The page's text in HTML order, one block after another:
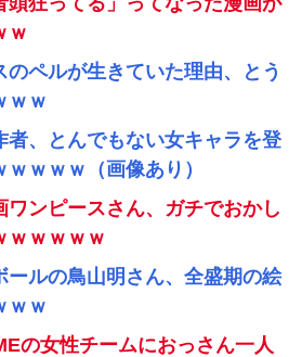
ｗ
のペルが生きていた理由、とう
ｗｗ
者、とんでもない女キャラを登
ｗｗｗ（画像あり）
ワンピースさん、ガチでおかし
ｗｗｗｗｗ
ールの鳥山明さん、全盛期の絵
ｗｗ
の女性チームにおっさん一人